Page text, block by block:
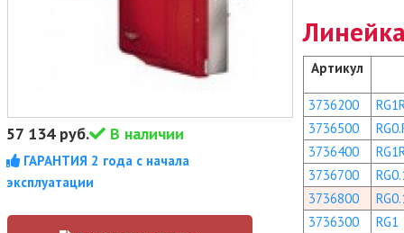
57 134руб. В наличии
ГАРАНТИЯ 2 года с начала
эксплуатации
Артикул
3736200
3736500
3736400
3736700
3736800
3736300
RG1